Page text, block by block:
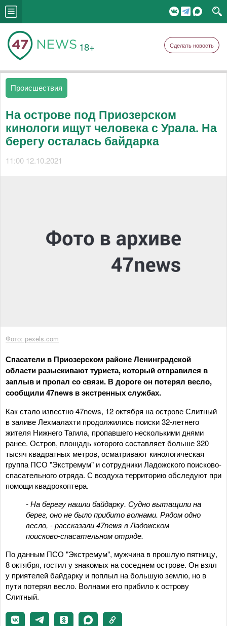
18+ Сделать новость
Происшествия
На острове под Приозерском
кинологи ищут человека с Урала. На
берегу осталась байдарка
11:00 12.10.2021
Фото: pexels.com
Спасатели в Приозерском районе Ленинградской
области разыскивают туриста, который отправился в
заплыв и пропал со связи. В дороге он потерял весло,
сообщили 47news в экстренных службах.
Как стало известно 47news, 12 октября на острове Слитный
в заливе Лехмалахти продолжились поиски 32-летнего
жителя Нижнего Тагила, пропавшего несколькими днями
ранее. Остров, площадь которого составляет больше 320
тысяч квадратных метров, осматривают кинологическая
группа ПСО "Экстремум" и сотрудники Ладожского поисково-
спасательного отряда. С воздуха территорию обследуют при
помощи квадрокоптера.
- На берегу нашли байдарку. Судно вытащили на
берег, оно не было прибито волнами. Рядом одно
весло, - рассказали 47news в Ладожском
поисково-спасательном отряде.
По данным ПСО "Экстремум", мужчина в прошлую пятницу,
8 октября, гостил у знакомых на соседнем острове. Он взял
у приятелей байдарку и поплыл на большую землю, но в
пути потерял весло. Волнами его прибило к острову
Слитный.